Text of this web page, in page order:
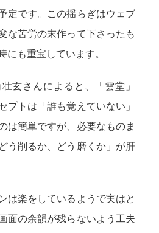
定です。この揺らぎはウェブ
な苦労の末作って下さったも
にも重宝しています。
玄さんによると、「雲堂」
プトは「誰も覚えていない」
簡単ですが、必要なものま
う削るか、どう磨くか」が肝
は楽をしているようで実はと
面の余韻が残らないよう工夫